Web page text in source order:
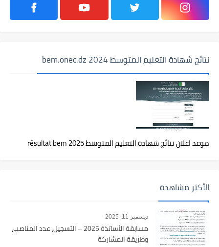
نتائج شهادة التعليم المتوسط 2024 bem.onec.dz
موعد اعلان نتائج شهادة التعليم المتوسط 2025 résultat bem
الأكثر مشاهدة
ديسمبر 11, 2025
مسابقة الأساتذة 2025 – التسجيل، عدد المناصب،
وطريقة المشاركة